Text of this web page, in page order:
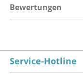
Bewertungen
Service-Hotline